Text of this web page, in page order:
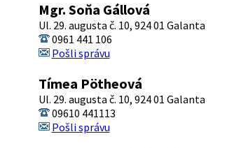
Mgr. Soňa Gállová
Ul. 29. augusta č. 10, 924 01 Galanta
0961 441 106
Pošli správu
Tímea Pötheová
Ul. 29. augusta č. 10, 924 01 Galanta
09610 441113
Pošli správu